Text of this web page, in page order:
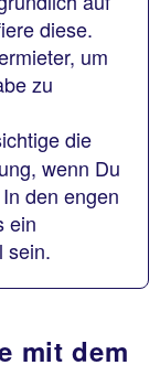
diese.
um
zu
die
wenn Du
den engen
ein
sein.
mit dem